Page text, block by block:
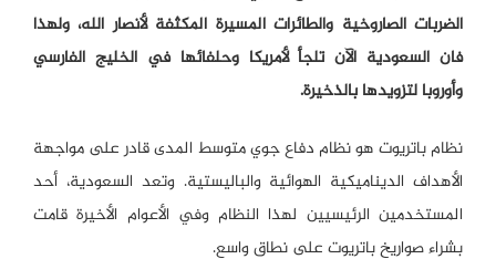
الضربات الصاروخية والطائرات المسيرة المكثفة لأنصار الله، ولهذا
فان السعودية الآن تلجأ لأمريكا وحلفائها في الخليج الفارسي
وأوروبا لتزويدها بالذخيرة.
نظام باتريوت هو نظام دفاع جوي متوسط ​​المدى قادر على مواجهة
الأهداف الديناميكية الهوائية والباليستية. وتعد السعودية، أحد
المستخدمين الرئيسيين لهذا النظام وفي الأعوام الأخيرة قامت
بشراء صواريخ باتريوت على نطاق واسع.